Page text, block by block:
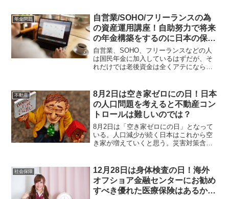
融に対するマイナス要素が大きい。
年金問題
自営業/SOHO/フリーランスの為
の資産運用講座！自助努力で将来
の年金構築をするのに日本の保険
会社を頼って大丈夫？
自営業、SOHO、フリーランスなどの人
は国民年金に加入しているはずだが、そ
れだけでは老後資金は全くアテにならな
内の生命保険会社や銀行などの金融機関
に頼ってもリターンは少ない。
不動産
8月2日は空き家ゼロにの日！日本
の人口問題を考えると不動産コン
トロールは難しいのでは？
8月2日は「空き家ゼロにの日」となって
いる。人口減少が続く日本はこれから空
き家が増えていくと思う。災害対策含め
導でやらなければならない問題だろう。
社会保障
12月28日は身体検査の日！海外
オフショア金融センターにお勧め
すべき優れた医療保険はあるか否